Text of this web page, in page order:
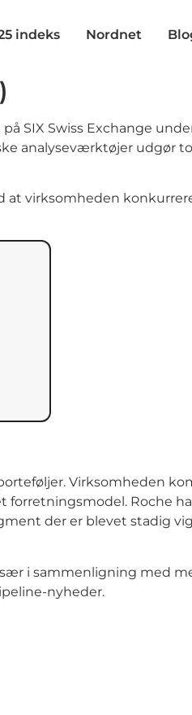
indeks Nordnet
SIX Swiss Exchange
analyseværktøjer udgør
virksomheden
Virksomheden
Roche
der er blevet stadig
i sammenligning med
nyheder.